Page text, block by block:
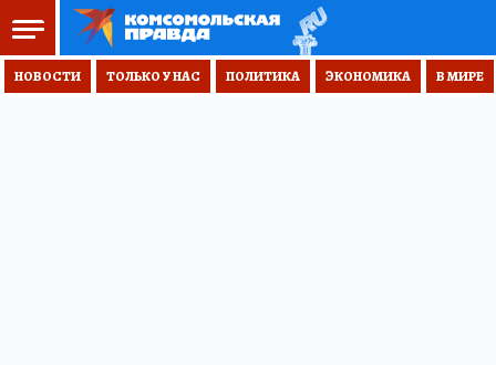
НОВОСТИ ТОЛЬКО У НАС ПОЛИТИКА ЭКОНОМИКА В МИРЕ